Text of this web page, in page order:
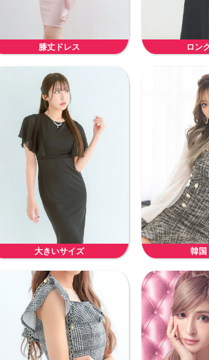
膝丈ドレス ロン
大きいサイズ 韓国